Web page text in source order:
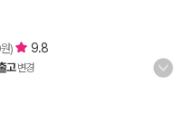
) 9.8
고 변경